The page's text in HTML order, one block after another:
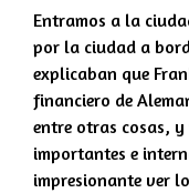
Entramos a la
por la ciudad a
explicaban que
financiero de
entre otras cosas,
importantes e
impresionante ver